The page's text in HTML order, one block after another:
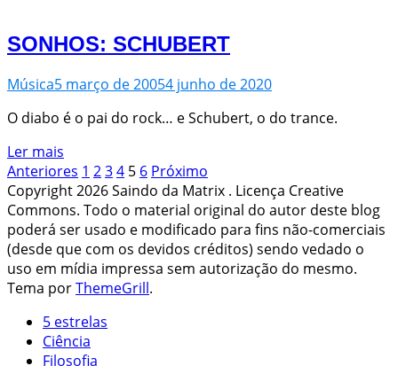
SONHOS: SCHUBERT
Música5 março de 20054 junho de 2020
O diabo é o pai do rock… e Schubert, o do trance.
Ler mais
Navegação
de
Posts
Anteriores Página
1 Página
2Página
3Página
4 Página
5 Página
6 Próximo
Copyright 2026 Saindo da Matrix . Licença Creative
Commons. Todo o material original do autor deste blog
poderá ser usado e modificado para fins não-comerciais
(desde que com os devidos créditos) sendo vedado o
uso em mídia impressa sem autorização do mesmo.
Tema porThemeGrill.
5 estrelas
Ciência
Filosofia